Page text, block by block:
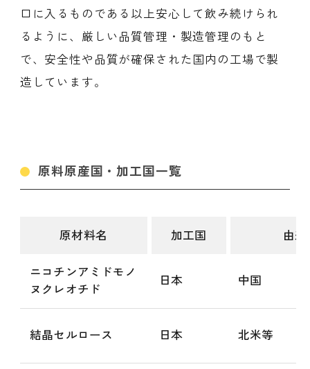
口に入るものである以上安心して飲み続けられ
るように、厳しい品質管理・製造管理のもと
で、安全性や品質が確保された国内の工場で製
造しています。
原料原産国・加工国一覧
原材料名 加工国 由
ニコチンアミドモノ
ヌクレオチド
日本 中国
結晶セルロース 日本 北米等